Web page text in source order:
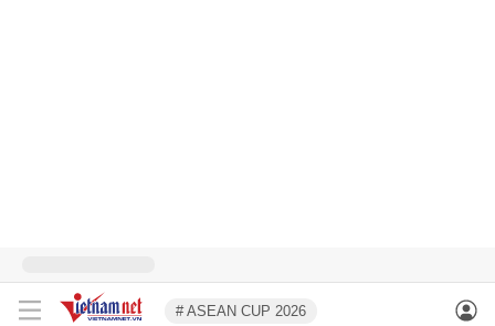
# ASEAN CUP 2026